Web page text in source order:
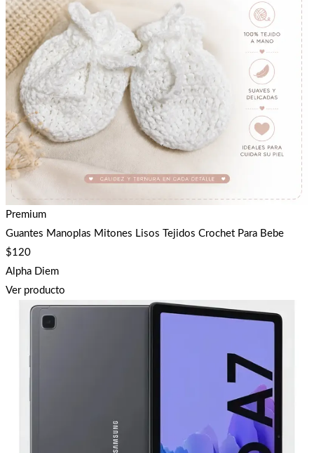
Premium
Guantes Manoplas Mitones Lisos Tejidos Crochet Para Bebe
$120
Alpha Diem
Ver producto